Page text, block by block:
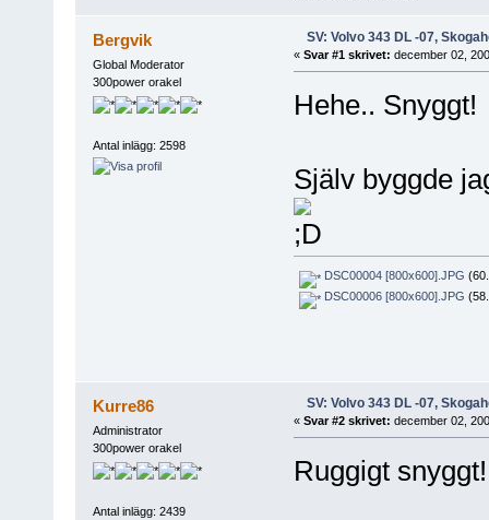
Bergvik
Global Moderator
300power orakel
Antal inlägg: 2598
SV: Volvo 343 DL -07,
« Svar #1 skrivet: december 02,
Hehe.. Snyggt!
Själv byggde
DSC00004 [800x600].JPG
DSC00006 [800x600].JPG
Kurre86
Administrator
300power orakel
Antal inlägg: 2439
SV: Volvo 343 DL -07,
« Svar #2 skrivet: december 02,
Ruggigt snyggt!